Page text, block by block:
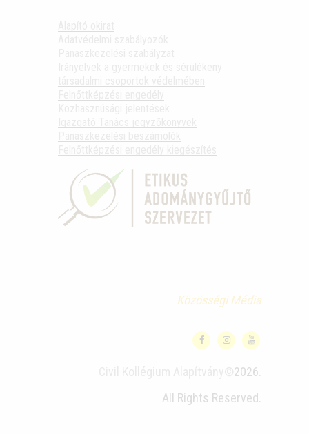
Közösségi Média
2026.
All Rights Reserved.